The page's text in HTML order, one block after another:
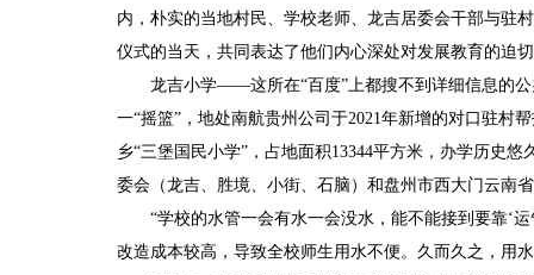
内，朴实的当地村民、学校老师、龙吉居委会干部与
仪式的当天，共同表达了他们内心深处对发展教育的迫
龙吉小学——这所在“百度”上都搜不到详细信息的
一“摇篮”，地处南航贵州公司于2021年新增的对口驻村
乡“三堡国民小学”，占地面积13344平方米， 办学历史悠
委会（龙吉、胜境、小街、石脑）和盘州市西大门云南
“学校的水管一会有水一会没水，能不能接到要靠‘运
改造成本较高，导致全校师生用水不便。久而久之，用